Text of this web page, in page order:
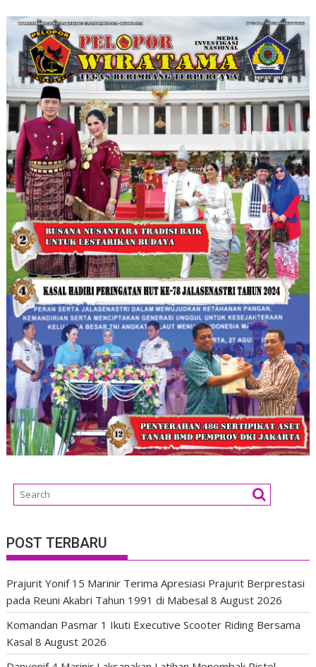
POST TERBARU
Prajurit Yonif 15 Marinir Terima Apresiasi Prajurit Berprestasi
pada Reuni Akabri Tahun 1991 di Mabesal 8 August 2026
Komandan Pasmar 1 Ikuti Executive Scooter Riding Bersama
Kasal 8 August 2026